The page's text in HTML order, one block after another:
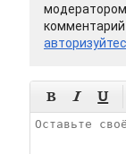
комментарий
  